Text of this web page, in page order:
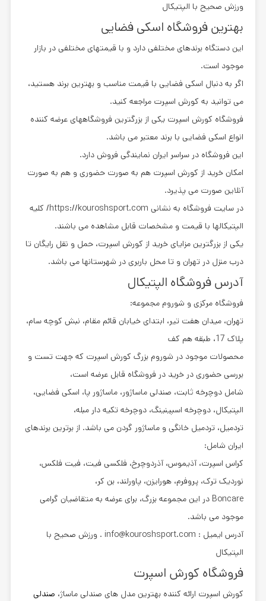
ورزش صحیح با الپتیکال
بهترین فروشگاه اسکی فضایی
این دستگاه برندهای مختلفی دارد و با قیمتهای مختلفی در بازار
موجود است.
اگر به دنبال اسکی فضایی با قیمت مناسب و بهترین برند هستید،
می توانید به کورش اسپرت مراجعه کنید.
فروشگاه کورش اسپرت یکی از بزرگترین فروشگاههای عرضه کننده
انواع اسکی فضایی با برند معتبر می باشد.
این فروشگاه در سراسر ایران نمایندگی فروش دارد.
امکان خرید از کورش اسپرت هم به صورت حضوری و هم به صورت
آنلاین صورت می پذیرد.
در سایت فروشگاه به نشانی https://kouroshsport.com/ کلیه
الپتیکالها با قیمت و مشخصات قابل مشاهده می باشند.
یکی از بزرگترین مزایای خرید از کورش اسپرت، حمل و نقل رایگان تا
درب منزل در تهران و تا محل باربری در شهرستانها می باشد.
آدرس فروشگاه الپتیکال
فروشگاه مرکزی و شوروم مجموعه:
تهران، میدان هفت تیر، ابتدای خیابان قائم مقام، نبش کوچه سام،
پلاک 17، طبقه هم کف
محصولات موجود در شوروم بزرگ کورش اسپرت که جهت تست و
بررسی حضوری در خرید در فروشگاه قابل عرضه است،
شامل دوچرخه ثابت، صندلی ماساژور، ماساژور پا، اسکی فضایی،
الپتیکال، دوچرخه اسپینینگ، دوچرخه تکیه دار مبله،
تردمیل، تردمیل خانگی و ماساژور گردن می باشد. از برترین برندهای
ایران شامل:
کراس اسپرت، آذیموس، آذردوچرخ، فلکسی فیت، فیت فلکس،
نوردیک ترک، پروفرم، هورایزن، پاورلند، بن کر،
Boncare در این مجموعه بزرگ، برای عرضه به متقاضیان گرامی
موجود می باشد.
آدرس ایمیل : info@kouroshsport.com . ورزش صحیح با
الپتیکال
فروشگاه کورش اسپرت
کورش اسپرت ارائه کننده بهترین مدل های صندلی ماساژ، صندلی